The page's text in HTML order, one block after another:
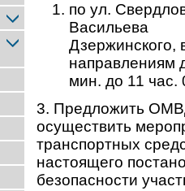
по ул.
Васильева
Дзержинского,
мин. до 11 час.
3. Предложить
осуществить
транспортных
настоящего
безопасности